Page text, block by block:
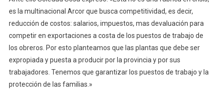
es la multinacional Arcor que busca competitividad, es decir,
reducción de costos: salarios, impuestos, mas devaluación para
competir en exportaciones a costa de los puestos de trabajo de
los obreros. Por esto planteamos que las plantas que debe ser
expropiada y puesta a producir por la provincia y por sus
trabajadores. Tenemos que garantizar los puestos de trabajo y la
protección de las familias.»